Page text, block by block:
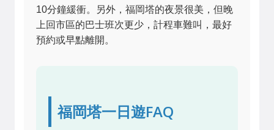
10分鐘緩衝。另外，福岡塔的夜景很美，但晚
上回市區的巴士班次更少，計程車難叫，最好
預約或早點離開。
福岡塔一日遊FAQ